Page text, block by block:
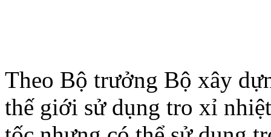
Theo Bộ trưởng Bộ xây
thế giới sử dụng tro xỉ